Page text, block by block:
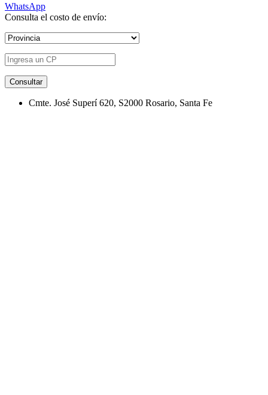
WhatsApp
Consulta el costo de envío:
Consultar
Cmte. José Superí 620, S2000 Rosario, Santa Fe